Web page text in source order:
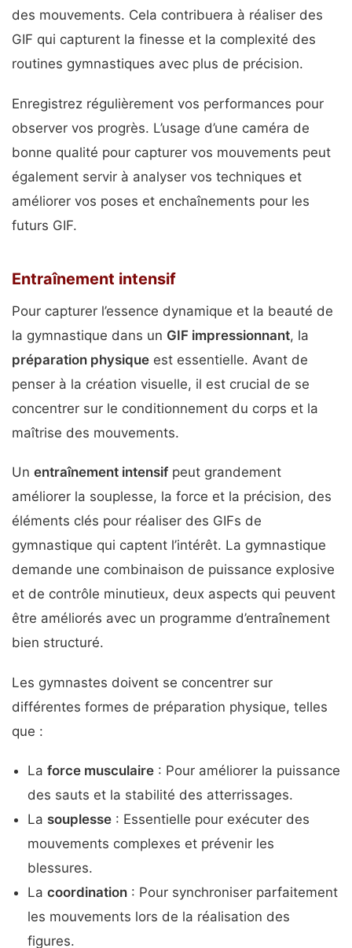
des mouvements. Cela contribuera à réaliser des
GIF qui capturent la finesse et la complexité des
routines gymnastiques avec plus de précision.
Enregistrez régulièrement vos performances pour
observer vos progrès. L’usage d’une caméra de
bonne qualité pour capturer vos mouvements peut
également servir à analyser vos techniques et
améliorer vos poses et enchaînements pour les
futurs GIF.
Entraînement intensif
Pour capturer l’essence dynamique et la beauté de
la gymnastique dans un GIF impressionnant, la
préparation physique est essentielle. Avant de
penser à la création visuelle, il est crucial de se
concentrer sur le conditionnement du corps et la
maîtrise des mouvements.
Un entraînement intensif peut grandement
améliorer la souplesse, la force et la précision, des
éléments clés pour réaliser des GIFs de
gymnastique qui captent l’intérêt. La gymnastique
demande une combinaison de puissance explosive
et de contrôle minutieux, deux aspects qui peuvent
être améliorés avec un programme d’entraînement
bien structuré.
Les gymnastes doivent se concentrer sur
différentes formes de préparation physique, telles
que :
La force musculaire : Pour améliorer la puissance
des sauts et la stabilité des atterrissages.
La souplesse : Essentielle pour exécuter des
mouvements complexes et prévenir les
blessures.
La coordination : Pour synchroniser parfaitement
les mouvements lors de la réalisation des
figures.